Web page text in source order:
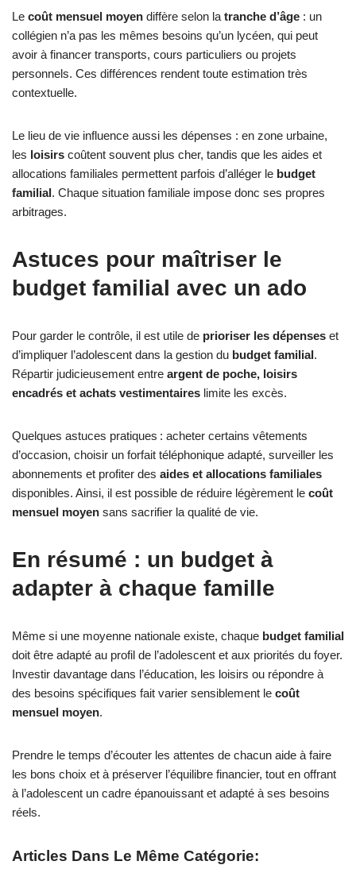
Le coût mensuel moyen diffère selon la tranche d’âge : un
collégien n’a pas les mêmes besoins qu’un lycéen, qui peut
avoir à financer transports, cours particuliers ou projets
personnels. Ces différences rendent toute estimation très
contextuelle.
Le lieu de vie influence aussi les dépenses : en zone urbaine,
les loisirs coûtent souvent plus cher, tandis que les aides et
allocations familiales permettent parfois d’alléger le budget
familial. Chaque situation familiale impose donc ses propres
arbitrages.
Astuces pour maîtriser le
budget familial avec un ado
Pour garder le contrôle, il est utile de prioriser les dépenses et
d’impliquer l’adolescent dans la gestion du budget familial.
Répartir judicieusement entre argent de poche, loisirs
encadrés et achats vestimentaires limite les excès.
Quelques astuces pratiques : acheter certains vêtements
d’occasion, choisir un forfait téléphonique adapté, surveiller les
abonnements et profiter des aides et allocations familiales
disponibles. Ainsi, il est possible de réduire légèrement le coût
mensuel moyen sans sacrifier la qualité de vie.
En résumé : un budget à
adapter à chaque famille
Même si une moyenne nationale existe, chaque budget familial
doit être adapté au profil de l’adolescent et aux priorités du foyer.
Investir davantage dans l’éducation, les loisirs ou répondre à
des besoins spécifiques fait varier sensiblement le coût
mensuel moyen.
Prendre le temps d’écouter les attentes de chacun aide à faire
les bons choix et à préserver l’équilibre financier, tout en offrant
à l’adolescent un cadre épanouissant et adapté à ses besoins
réels.
Articles Dans Le Même Catégorie: